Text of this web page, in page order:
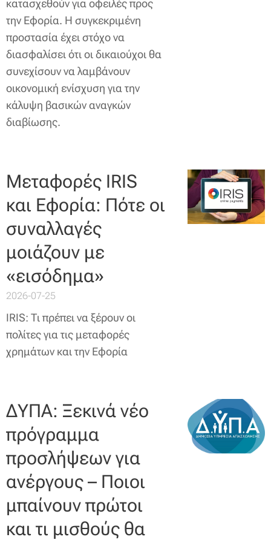
κατασχεθούν για οφειλές προς
την Εφορία. Η συγκεκριμένη
προστασία έχει στόχο να
διασφαλίσει ότι οι δικαιούχοι θα
συνεχίσουν να λαμβάνουν
οικονομική ενίσχυση για την
κάλυψη βασικών αναγκών
διαβίωσης.
Μεταφορές IRIS
και Εφορία: Πότε οι
συναλλαγές
μοιάζουν με
«εισόδημα»
2026-07-25
IRIS: Τι πρέπει να ξέρουν οι
πολίτες για τις μεταφορές
χρημάτων και την Εφορία
ΔΥΠΑ: Ξεκινά νέο
πρόγραμμα
προσλήψεων για
ανέργους – Ποιοι
μπαίνουν πρώτοι
και τι μισθούς θα